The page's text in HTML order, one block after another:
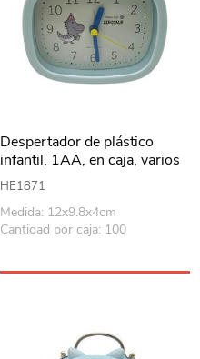
Despertador de plástico
infantil, 1AA, en caja, varios
colores
HE1871
Medida: 12x9.8x4cm
Cantidad por caja: 100